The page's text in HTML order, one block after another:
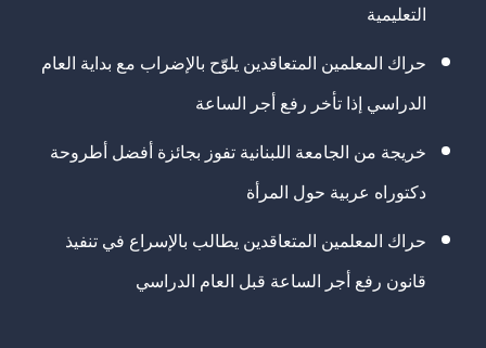
التعليمية
حراك المعلمين المتعاقدين يلوّح بالإضراب مع بداية العام
الدراسي إذا تأخر رفع أجر الساعة
خريجة من الجامعة اللبنانية تفوز بجائزة أفضل أطروحة
دكتوراه عربية حول المرأة
حراك المعلمين المتعاقدين يطالب بالإسراع في تنفيذ
قانون رفع أجر الساعة قبل العام الدراسي